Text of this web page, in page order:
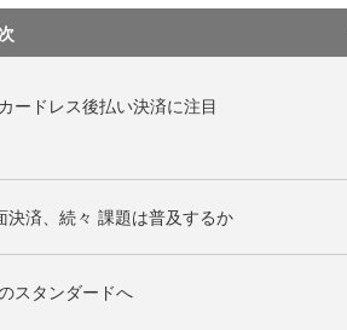
ードレス後払い決済に注目
済、続々 課題は普及するか
スタンダードへ